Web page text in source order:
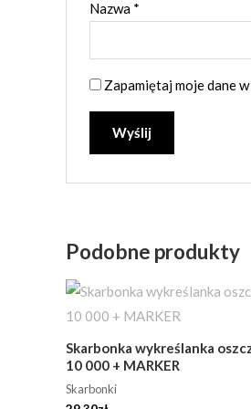
Nazwa *
Zapamiętaj moje dane
e
n
a
t
i
v
Podobne produkty
Skarbonka wykreślanka
10 000 + MARKER
Skarbonki